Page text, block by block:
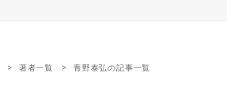
著者一覧 青野泰弘の記事一覧